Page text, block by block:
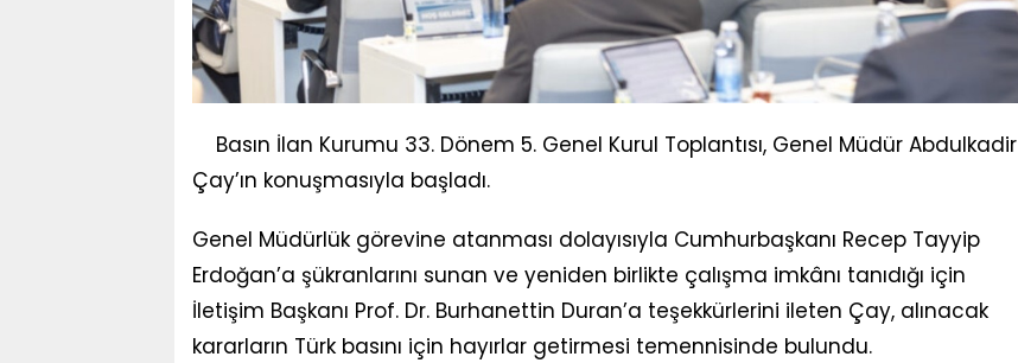
Basın İlan Kurumu 33. Dönem 5. Genel Kurul Toplantısı, Genel Müdür Abdulkadir
Çay’ın konuşmasıyla başladı.
Genel Müdürlük görevine atanması dolayısıyla Cumhurbaşkanı Recep Tayyip
Erdoğan’a şükranlarını sunan ve yeniden birlikte çalışma imkânı tanıdığı için
İletişim Başkanı Prof. Dr. Burhanettin Duran’a teşekkürlerini ileten Çay, alınacak
kararların Türk basını için hayırlar getirmesi temennisinde bulundu.